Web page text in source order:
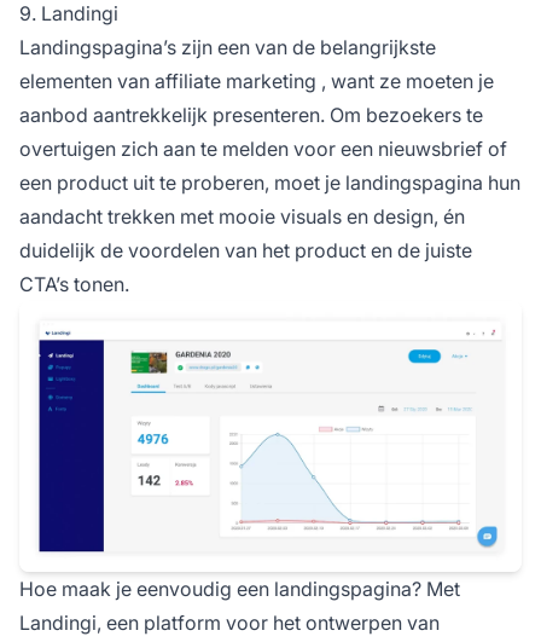
9. Landingi
Landingspagina’s zijn een van de belangrijkste
elementen van affiliate marketing , want ze moeten je
aanbod aantrekkelijk presenteren. Om bezoekers te
overtuigen zich aan te melden voor een nieuwsbrief of
een product uit te proberen, moet je landingspagina hun
aandacht trekken met mooie visuals en design, én
duidelijk de voordelen van het product en de juiste
CTA’s tonen.
Hoe maak je eenvoudig een landingspagina? Met
Landingi, een platform voor het ontwerpen van